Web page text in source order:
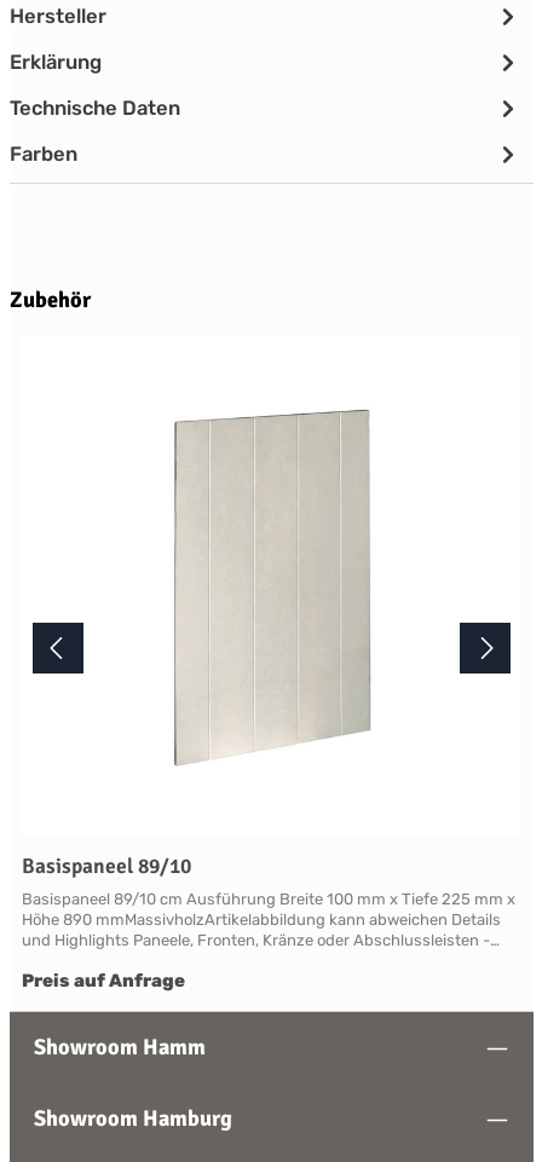
Hersteller
Erklärung
Technische Daten
Farben
Produktgalerie überspringen
Zubehör
Basispaneel 89/10
Basispaneel 89/10 cm Ausführung Breite 100 mm x Tiefe 225 mm x
Höhe 890 mmMassivholzArtikelabbildung kann abweichen Details
und Highlights Paneele, Fronten, Kränze oder Abschlussleisten -
Modellen mit variablen Ausstattungen und DimensionenNahezu
Service Die Palette der eleganten, handwerklichen Lackfarben von
mischen. Jedes Möbelstück von Neptune kann in Ihrem
Wunschfarbton aus der Neptune Farbkollektion gestrichen werden -
Preis auf Anfrage
Showroom Hamm
Showroom Hamburg